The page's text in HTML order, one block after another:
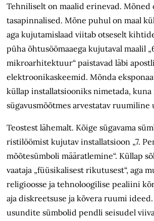
Tehniliselt on maalid erinevad. Mõned
tasapinnalised. Mõne puhul on maal
aga kujutamislaad viitab otseselt
püha õhtusöömaaega kujutaval maalil
mikroarhitektuur“ paistavad läbi
elektroonikaskeemid. Mõnda
küllap installatsiooniks nimetada, kuna
sügavusmõõtmes arvestatav ruumiline
Teostest lähemalt. Kõige sügavama
ristilöömist kujutav installatsioon „7.
mõõtesümboli määratlemine“. Küllap
vaataja „füüsikalisest rikutusest“, aga
religioosse ja tehnoloogilise pealiini
aja diskreetsuse ja kõvera ruumi
usundite sümbolid pendli seisudel